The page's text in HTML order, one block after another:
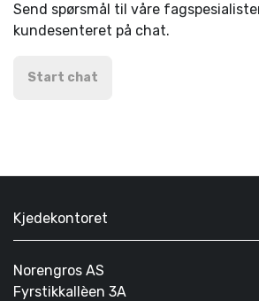
Send spørsmål til våre
kundesenteret på chat.
Start chat
Kjedekontoret
Norengros AS
Fyrstikkallèen 3A